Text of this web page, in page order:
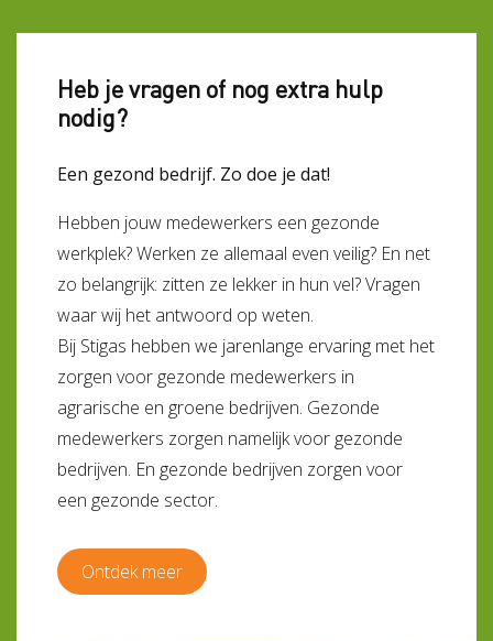
Heb je vragen of nog extra hulp
nodig?
Een gezond bedrijf. Zo doe je dat!
Hebben jouw medewerkers een gezonde
werkplek? Werken ze allemaal even veilig? En net
zo belangrijk: zitten ze lekker in hun vel? Vragen
waar wij het antwoord op weten.
Bij Stigas hebben we jarenlange ervaring met het
zorgen voor gezonde medewerkers in
agrarische en groene bedrijven. Gezonde
medewerkers zorgen namelijk voor gezonde
bedrijven. En gezonde bedrijven zorgen voor
een gezonde sector.
Ontdek meer